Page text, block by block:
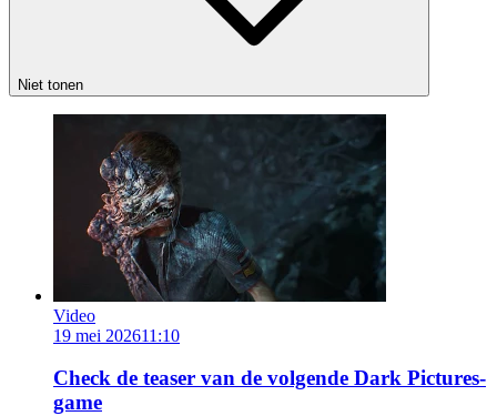
Niet tonen
Video
19 mei 202611:10
Check de teaser van de volgende Dark Pictures-
game